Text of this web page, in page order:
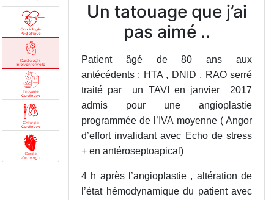
Un tatouage que j’ai
pas aimé ..
Patient âgé de 80 ans aux
antécédents : HTA , DNID , RAO serré
traité par un TAVI en janvier 2017
admis pour une angioplastie
programmée de l’IVA moyenne ( Angor
d’effort invalidant avec Echo de stress
+ en antéroseptoapical)
4 h après l’angioplastie , altération de
l’état hémodynamique du patient avec